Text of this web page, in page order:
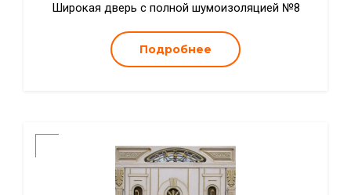
Широкая дверь с полной шумоизоляцией №8
Подробнее